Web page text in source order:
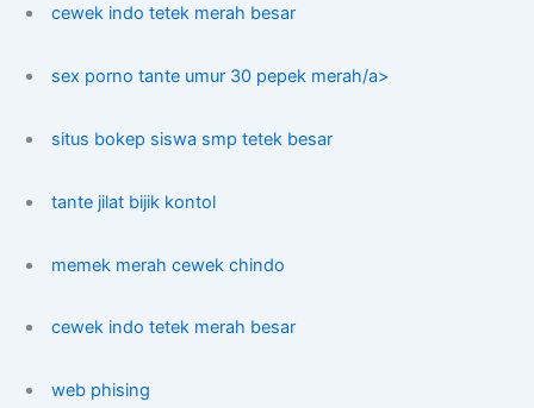
cewek indo tetek merah besar
sex porno tante umur 30 pepek merah/a>
situs bokep siswa smp tetek besar
tante jilat bijik kontol
memek merah cewek chindo
cewek indo tetek merah besar
web phising